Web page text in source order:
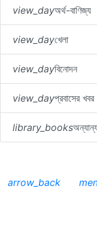
view_dayঅর্থ-বাণিজ্য
view_dayখেলা
view_dayবিনোদন
view_dayপ্রবাসের খবর
library_books
arrow_back